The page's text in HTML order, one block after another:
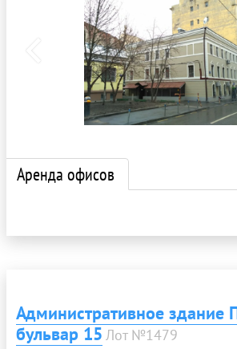
Аренда офисов
Административное здание
бульвар 15 Лот №1479